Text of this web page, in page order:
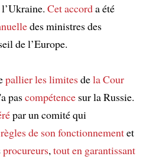
Cet accorda été
des ministres des
de l’Europe.
pallier les limitesdela Cour
pascompétencesur la Russie.
par un comité qui
de son fonctionnementet
procureurs, tout en garantissant